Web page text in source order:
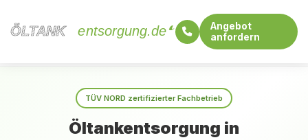
ÖLTANK
ÖLTANK entsorgung.de
Angebot
anfordern
TÜV NORD zertifizierter Fachbetrieb
Öltankentsorgung in